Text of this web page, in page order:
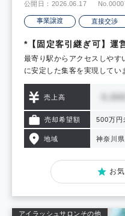
公開日：2026.06.17
事業譲渡 直接交渉
*【固定客引継ぎ可】運
最寄り駅からアクセスしやす
に安定した集客を実現して
売上高
売却希望額 500万円
地域 神奈川県
お
アイラッシュサロン その他